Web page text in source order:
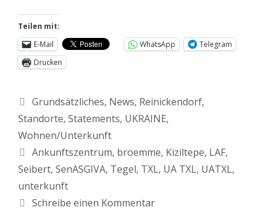
Teilen mit:
E-Mail
WhatsApp
Telegram
Drucken
Grundsätzliches, News, Reinickendorf,
Standorte, Statements, UKRAINE,
Wohnen/Unterkunft
Ankunftszentrum, broemme, Kiziltepe, LAF,
Seibert, SenASGIVA, Tegel, TXL, UA TXL, UATXL,
unterkunft
Schreibe einen Kommentar